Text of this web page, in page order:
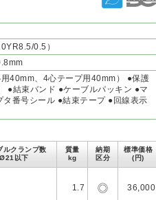
0.5）
40mm、4心テープ用40mm） ●保護
●結束バンド ●ケーブルパッキン ●マ
タ番号シール ●結束テープ ●回線表示
ルクランプ数
Ø21以下
質量
kg
納期
区分
標準価格
(円)
1.7 36,000